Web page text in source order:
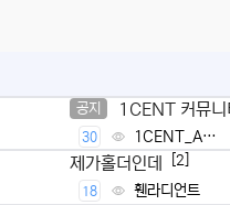
공지 1CENT 커뮤니
30
1CENT_Ad
min
제가홀더인데 [2]
18 휀라디언트